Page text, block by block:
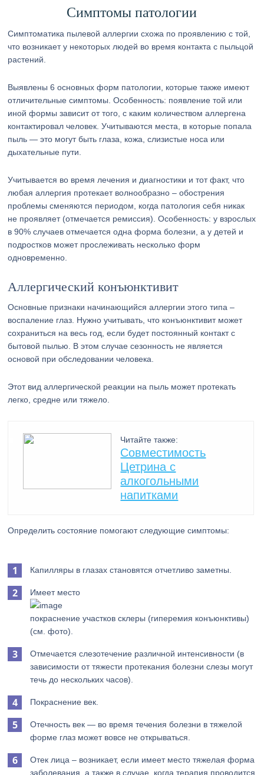
Симптомы патологии
Симптоматика пылевой аллергии схожа по проявлению с той,
что возникает у некоторых людей во время контакта с пыльцой
растений.
Выявлены 6 основных форм патологии, которые также имеют
отличительные симптомы. Особенность: появление той или
иной формы зависит от того, с каким количеством аллергена
контактировал человек. Учитываются места, в которые попала
пыль — это могут быть глаза, кожа, слизистые носа или
дыхательные пути.
Учитывается во время лечения и диагностики и тот факт, что
любая аллергия протекает волнообразно – обострения
проблемы сменяются периодом, когда патология себя никак
не проявляет (отмечается ремиссия). Особенность: у взрослых
в 90% случаев отмечается одна форма болезни, а у детей и
подростков может прослеживать несколько форм
одновременно.
Аллергический конъюнктивит
Основные признаки начинающийся аллергии этого типа –
воспаление глаз. Нужно учитывать, что конъюнктивит может
сохраниться на весь год, если будет постоянный контакт с
бытовой пылью. В этом случае сезонность не является
основой при обследовании человека.
Этот вид аллергической реакции на пыль может протекать
легко, средне или тяжело.
Читайте также:
Совместимость
Цетрина с
алкогольными
напитками
Определить состояние помогают следующие симптомы:
Капилляры в глазах становятся отчетливо заметны.
Имеет место
покраснение участков склеры (гиперемия конъюнктивы)
(см. фото).
Отмечается слезотечение различной интенсивности (в
зависимости от тяжести протекания болезни слезы могут
течь до нескольких часов).
Покраснение век.
Отечность век — во время течения болезни в тяжелой
форме глаз может вовсе не открываться.
Отек лица – возникает, если имеет место тяжелая форма
заболевания, а также в случае, когда терапия проводится